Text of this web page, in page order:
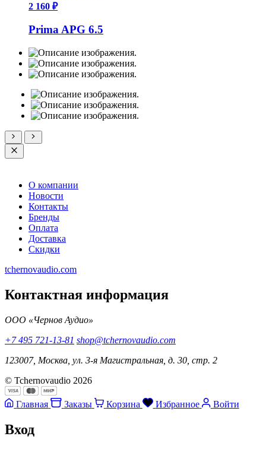
2 160 ₽
Prima APG 6.5
О компании
Новости
Контакты
Бренды
Оплата
Доставка
Скидки
tchernovaudio.com
Контактная информация
ООО «Чернов Аудио»
+7 495 721-13-81 shop@tchernovaudio.com
123007, Москва, ул. 3-я Магистральная, д. 30, стр. 2
© Tchernovaudio 2026
Главная Заказы Корзина Избранное Войти
Вход